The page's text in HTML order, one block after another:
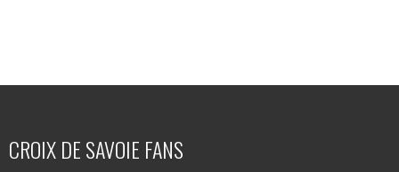
CROIX DE SAVOIE FANS